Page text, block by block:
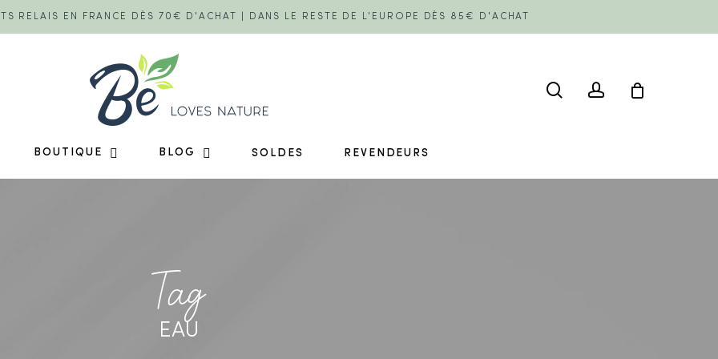
RELAIS EN FRANCE DÈS 70€ D'ACHAT | DANS LE RESTE DE L'EUROPE DÈS 85€ D'ACHAT
BOUTIQUE BLOG SOLDES REVENDEURS
Tag
EAU